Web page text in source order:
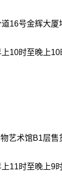
16号金辉大厦
10时至晚上10
艺术馆B1层售
11时至晚上9